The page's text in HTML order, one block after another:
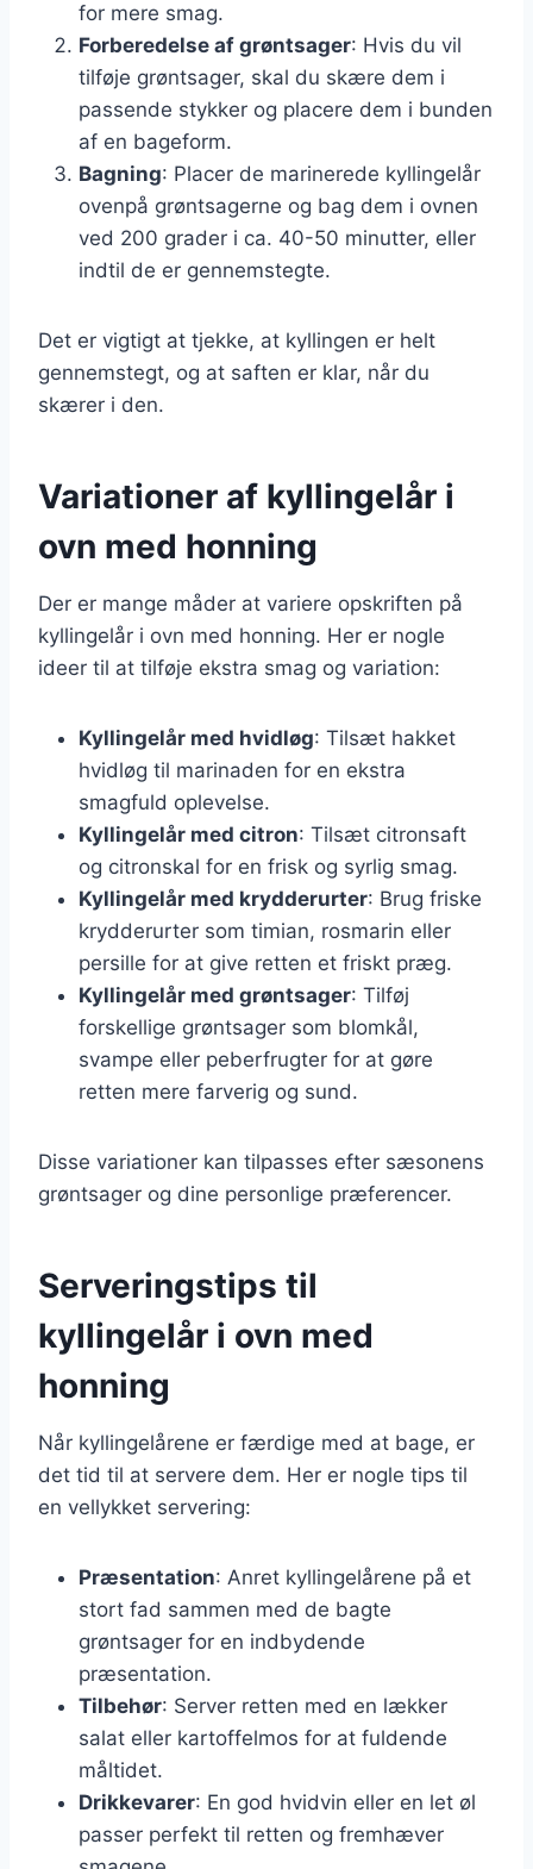
for mere smag.
Forberedelse af grøntsager: Hvis du vil
tilføje grøntsager, skal du skære dem i
passende stykker og placere dem i bunden
af en bageform.
Bagning: Placer de marinerede kyllingelår
ovenpå grøntsagerne og bag dem i ovnen
ved 200 grader i ca. 40-50 minutter, eller
indtil de er gennemstegte.
Det er vigtigt at tjekke, at kyllingen er helt
gennemstegt, og at saften er klar, når du
skærer i den.
Variationer af kyllingelår i
ovn med honning
Der er mange måder at variere opskriften på
kyllingelår i ovn med honning. Her er nogle
ideer til at tilføje ekstra smag og variation:
Kyllingelår med hvidløg: Tilsæt hakket
hvidløg til marinaden for en ekstra
smagfuld oplevelse.
Kyllingelår med citron: Tilsæt citronsaft
og citronskal for en frisk og syrlig smag.
Kyllingelår med krydderurter: Brug friske
krydderurter som timian, rosmarin eller
persille for at give retten et friskt præg.
Kyllingelår med grøntsager: Tilføj
forskellige grøntsager som blomkål,
svampe eller peberfrugter for at gøre
retten mere farverig og sund.
Disse variationer kan tilpasses efter sæsonens
grøntsager og dine personlige præferencer.
Serveringstips til
kyllingelår i ovn med
honning
Når kyllingelårene er færdige med at bage, er
det tid til at servere dem. Her er nogle tips til
en vellykket servering:
Præsentation: Anret kyllingelårene på et
stort fad sammen med de bagte
grøntsager for en indbydende
præsentation.
Tilbehør: Server retten med en lækker
salat eller kartoffelmos for at fuldende
måltidet.
Drikkevarer: En god hvidvin eller en let øl
passer perfekt til retten og fremhæver